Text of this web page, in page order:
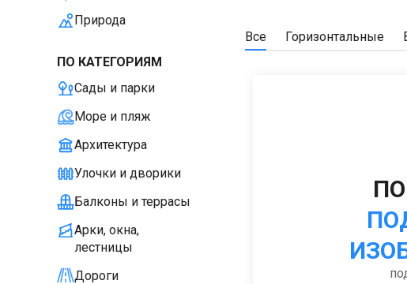
Природа
ПО КАТЕГОРИЯМ
Сады и парки
Море и пляж
Архитектура
Улочки и дворики
Балконы и террасы
Арки, окна,
лестницы
Дороги
Все Горизонтальные